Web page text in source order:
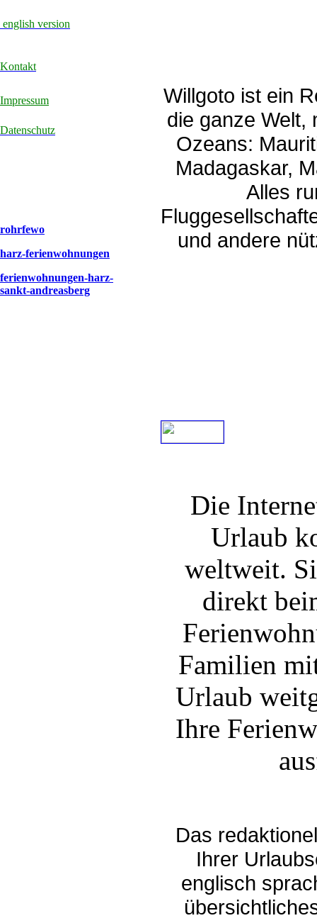
english version
Kontakt
Impressum
Datenschutz
rohrfewo
harz-ferienwohnungen
ferienwohnungen-harz-
sankt-andreasberg
Willgoto ist ein
die ganze Welt,
Ozeans:
Madagaskar,
Alles
und andere
Die
Urlaub
weltweit.
direkt
Familien
Urlaub
Ihre
Das
Ihrer
englisch